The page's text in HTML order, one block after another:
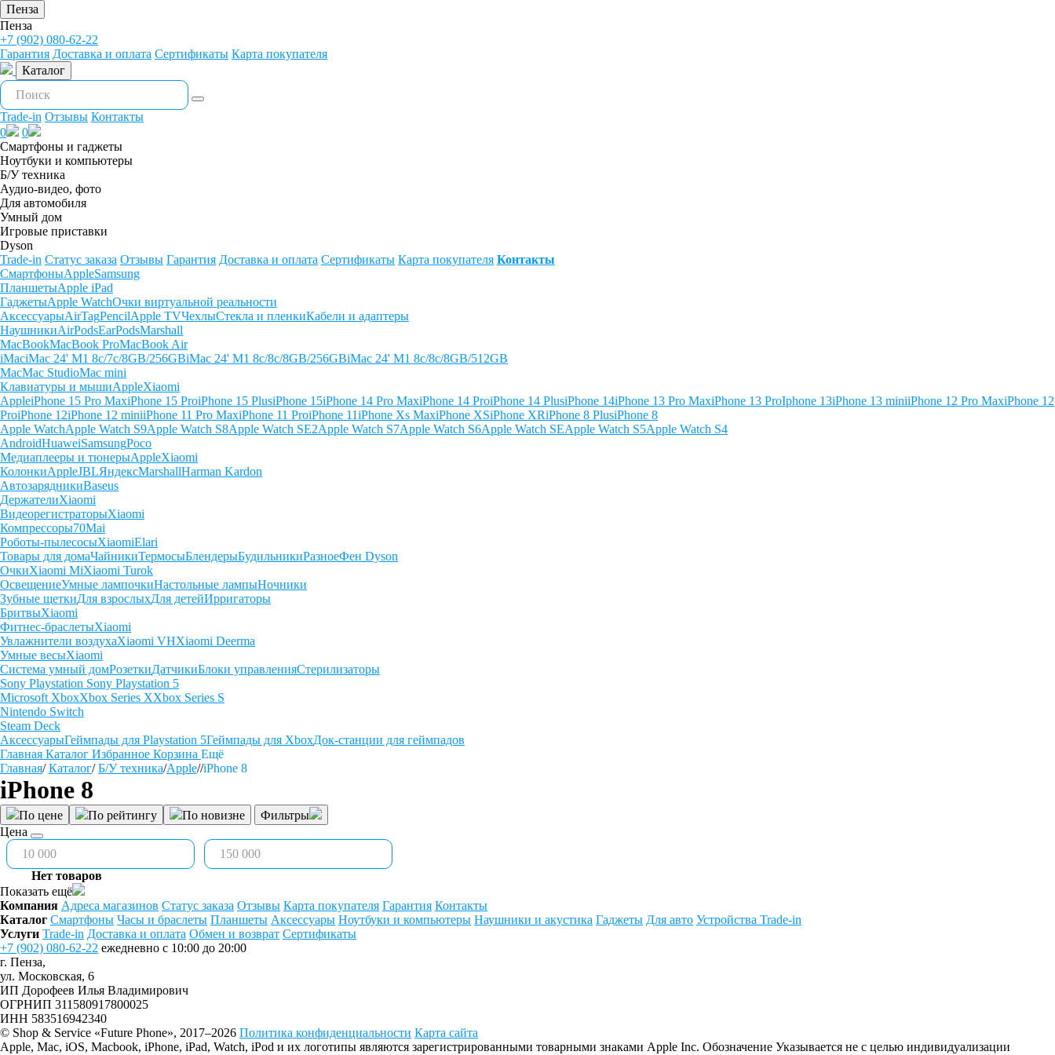
Пенза
Пенза
+7 (902) 080-62-22
Гарантия Доставка и оплата Сертификаты Карта покупателя
Каталог
Trade-in Отзывы Контакты
0
0
Смартфоны и гаджеты
Ноутбуки и компьютеры
Б/У техника
Аудио-видео, фото
Для автомобиля
Умный дом
Игровые приставки
Dyson
Trade-in Статус заказа Отзывы Гарантия Доставка и оплата Сертификаты Карта покупателя Контакты
СмартфоныAppleSamsung
ПланшетыApple iPad
ГаджетыApple WatchОчки виртуальной реальности
АксессуарыAirTagPencilApple TVЧехлыСтекла и пленкиКабели и адаптеры
НаушникиAirPodsEarPodsMarshall
MacBookMacBook ProMacBook Air
iMaciMac 24' M1 8c/7c/8GB/256GBiMac 24' M1 8c/8c/8GB/256GBiMac 24' M1 8c/8c/8GB/512GB
MacMac StudioMac mini
Клавиатуры и мышиAppleXiaomi
AppleiPhone 15 Pro MaxiPhone 15 ProiPhone 15 PlusiPhone 15iPhone 14 Pro MaxiPhone 14 ProiPhone 14 PlusiPhone 14iPhone 13 Pro MaxiPhone 13 ProIphone 13iPhone 13 miniiPhone 12 Pro MaxiPhone 12
ProiPhone 12iPhone 12 miniiPhone 11 Pro MaxiPhone 11 ProiPhone 11iPhone Xs MaxiPhone XSiPhone XRiPhone 8 PlusiPhone 8
Apple WatchApple Watch S9Apple Watch S8Apple Watch SE2Apple Watch S7Apple Watch S6Apple Watch SEApple Watch S5Apple Watch S4
AndroidHuaweiSamsungPoco
Медиаплееры и тюнерыAppleXiaomi
КолонкиAppleJBLЯндексMarshallHarman Kardon
АвтозарядникиBaseus
ДержателиXiaomi
ВидеорегистраторыXiaomi
Компрессоры70Mai
Роботы-пылесосыXiaomiElari
Товары для домаЧайникиТермосыБлендерыБудильникиРазноеФен Dyson
ОчкиXiaomi MiXiaomi Turok
ОсвещениеУмные лампочкиНастольные лампыНочники
Зубные щеткиДля взрослыхДля детейИрригаторы
БритвыXiaomi
Фитнес-браслетыXiaomi
Увлажнители воздухаXiaomi VHXiaomi Deerma
Умные весыXiaomi
Система умный домРозеткиДатчикиБлоки управленияСтерилизаторы
Sony Playstation Sony Playstation 5
Microsoft XboxXbox Series XXbox Series S
Nintendo Switch
Steam Deck
АксессуарыГеймпады для Playstation 5Геймпады для XboxДок-станции для геймпадов
Главная Каталог Избранное Корзина Ещё
Главная/ Каталог/ Б/У техника/Apple//iPhone 8
iPhone 8
По цене По рейтингу По новизне
Фильтры
Цена
Нет товаров
Показать ещё
Компания Адреса магазинов Статус заказа Отзывы Карта покупателя Гарантия Контакты
Каталог Смартфоны Часы и браслеты Планшеты Аксессуары Ноутбуки и компьютеры Наушники и акустика Гаджеты Для авто Устройства Trade-in
Услуги Trade-in Доставка и оплата Обмен и возврат Сертификаты
+7 (902) 080-62-22 ежедневно с 10:00 до 20:00
г. Пенза,
ул. Московская, 6
ИП Дорофеев Илья Владимирович
ОГРНИП 311580917800025
ИНН 583516942340
© Shop & Service «Future Phone», 2017–2026 Политика конфиденциальности Карта сайта
Apple, Mac, iOS, Macbook, iPhone, iPad, Watch, iPod и их логотипы являются зарегистрированными товарными знаками Apple Inc. Обозначение Указывается не с целью индивидуализации